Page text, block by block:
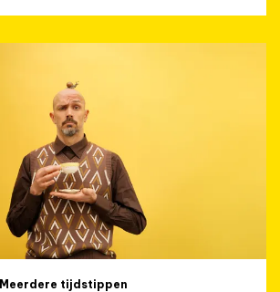
Meerdere tijdstippen